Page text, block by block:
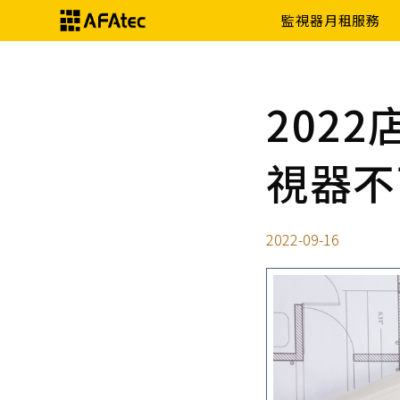
監視器月租服務
2022
視器
2022-09-16